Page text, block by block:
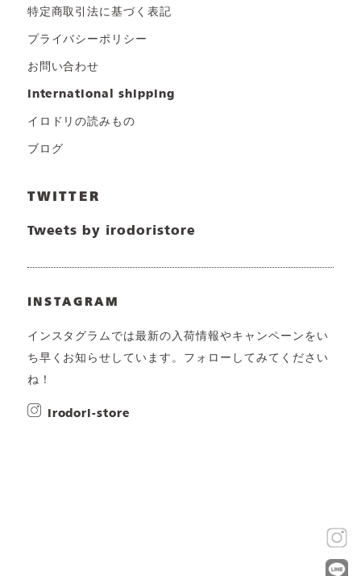
特定商取引法に基づく表記
プライバシーポリシー
お問い合わせ
international shipping
イロドリの読みもの
ブログ
TWITTER
Tweets by irodoristore
INSTAGRAM
インスタグラムでは最新の入荷情報やキャンペーンをい
ち早くお知らせしています。フォローしてみてください
ね！
irodori-store